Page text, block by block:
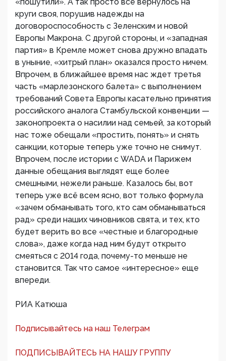
круги своя, порушив надежды на
договороспособность с Зеленским и новой
Европы Макрона. С другой стороны, и «западная
партия» в Кремле может снова дружно впадать
в уныние, «хитрый план» оказался просто ничем.
Впрочем, в ближайшее время нас ждет третья
часть «марлезонского балета» с выполнением
требований Совета Европы касательно принятия
российского аналога Стамбульской конвенции —
законопроекта о насилии над семьей, за который
нас тоже обещали «простить, понять» и снять
санкции, которые теперь уже точно не снимут.
Впрочем, после истории с WADA и Парижем
данные обещания выглядят еще более
смешными, нежели раньше. Казалось бы, вот
теперь уже всё всем ясно, вот только формула
«зачем обманывать того, кто сам обманываться
рад» среди наших чиновников свята, и тех, кто
будет верить во все «честные и благородные
слова», даже когда над ним будут открыто
смеяться с 2014 года, почему-то меньше не
становится. Так что самое «интересное» еще
впереди.
РИА Катюша
Подписывайтесь на наш Телеграм
ПОДПИСЫВАЙТЕСЬ НА НАШУ ГРУППУ